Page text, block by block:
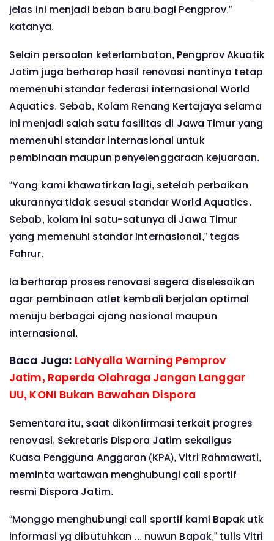
jelas ini menjadi beban baru bagi Pengprov,”
katanya.
Selain persoalan keterlambatan, Pengprov Akuatik
Jatim juga berharap hasil renovasi nantinya tetap
memenuhi standar federasi internasional World
Aquatics. Sebab, Kolam Renang Kertajaya selama
ini menjadi salah satu fasilitas di Jawa Timur yang
memenuhi standar internasional untuk
pembinaan maupun penyelenggaraan kejuaraan.
“Yang kami khawatirkan lagi, setelah perbaikan
ukurannya tidak sesuai standar World Aquatics.
Sebab, kolam ini satu-satunya di Jawa Timur
yang memenuhi standar internasional,” tegas
Fahrur.
Ia berharap proses renovasi segera diselesaikan
agar pembinaan atlet kembali berjalan optimal
menuju berbagai ajang nasional maupun
internasional.
Baca Juga: LaNyalla Warning Pemprov
Jatim, Raperda Olahraga Jangan Langgar
UU, KONI Bukan Bawahan Dispora
Sementara itu, saat dikonfirmasi terkait progres
renovasi, Sekretaris Dispora Jatim sekaligus
Kuasa Pengguna Anggaran (KPA), Vitri Rahmawati,
meminta wartawan menghubungi call sportif
resmi Dispora Jatim.
“Monggo menghubungi call sportif kami Bapak utk
informasi yg dibutuhkan ... nuwun Bapak,” tulis Vitri